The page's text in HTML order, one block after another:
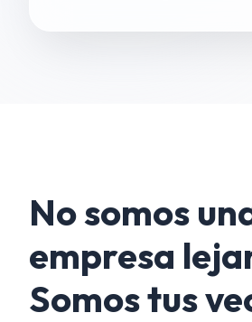
No somos
empresa
Somos tus